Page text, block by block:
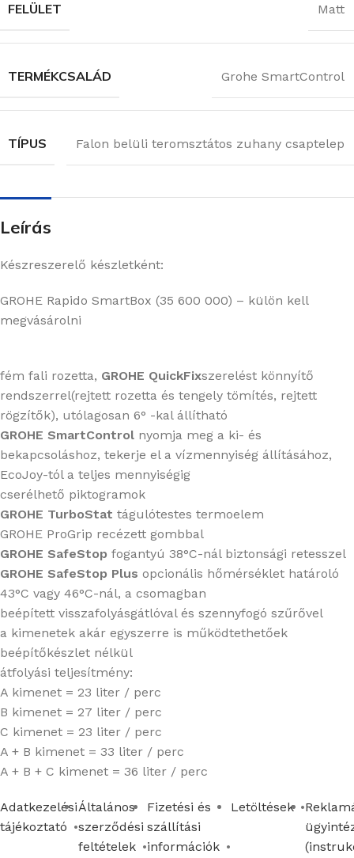
FELÜLET Matt
TERMÉKCSALÁD Grohe SmartControl
TÍPUS Falon belüli teromsztátos zuhany csaptelep
Leírás
Készreszerelő készletként:
GROHE Rapido SmartBox (35 600 000) – külön kell
megvásárolni
fém fali rozetta, GROHE QuickFixszerelést könnyítő
rendszerrel(rejtett rozetta és tengely tömítés, rejtett
rögzítők), utólagosan 6° -kal állítható
GROHE SmartControl nyomja meg a ki- és
bekapcsoláshoz, tekerje el a vízmennyiség állításához,
EcoJoy-tól a teljes mennyiségig
cserélhető piktogramok
GROHE TurboStat tágulótestes termoelem
GROHE ProGrip recézett gombbal
GROHE SafeStop fogantyú 38°C-nál biztonsági retesszel
GROHE SafeStop Plus opcionális hőmérséklet határoló
43°C vagy 46°C-nál, a csomagban
beépített visszafolyásgátlóval és szennyfogó szűrővel
a kimenetek akár egyszerre is működtethetőek
beépítőkészlet nélkül
átfolyási teljesítmény:
A kimenet = 23 liter / perc
B kimenet = 27 liter / perc
C kimenet = 23 liter / perc
A + B kimenet = 33 liter / perc
A + B + C kimenet = 36 liter / perc
Adatkezelési
tájékoztató
Általános
szerződési
feltételek
Fizetési és
szállítási
információk
Letöltések